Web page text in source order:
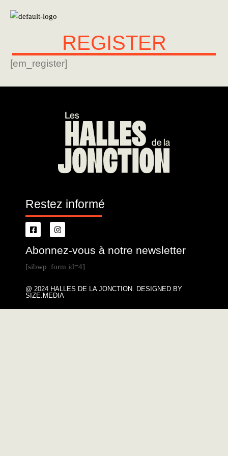
REGISTER
[em_register]
Restez informé
Abonnez-vous à notre newsletter
[sibwp_form id=4]
@ 2024 HALLES DE LA JONCTION. DESIGNED BY
SIZE.MEDIA